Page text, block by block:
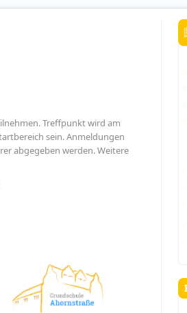
Treffpunkt wird am
sein. Anmeldungen
abgegeben werden. Weitere